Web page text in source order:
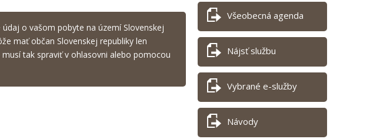
o vašom pobyte na území Slovenskej
mať občan Slovenskej republiky len
tak spraviť v ohlasovni alebo pomocou
Všeobecná agenda
Nájsť službu
Vybrané e-služby
Návody